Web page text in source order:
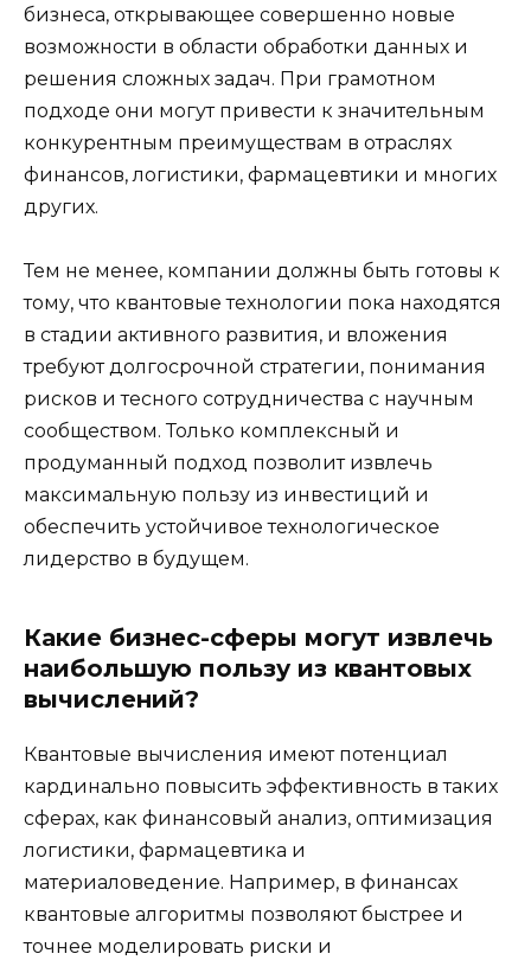
бизнеса, открывающее совершенно новые
возможности в области обработки данных и
решения сложных задач. При грамотном
подходе они могут привести к значительным
конкурентным преимуществам в отраслях
финансов, логистики, фармацевтики и многих
других.
Тем не менее, компании должны быть готовы к
тому, что квантовые технологии пока находятся
в стадии активного развития, и вложения
требуют долгосрочной стратегии, понимания
рисков и тесного сотрудничества с научным
сообществом. Только комплексный и
продуманный подход позволит извлечь
максимальную пользу из инвестиций и
обеспечить устойчивое технологическое
лидерство в будущем.
Какие бизнес-сферы могут извлечь
наибольшую пользу из квантовых
вычислений?
Квантовые вычисления имеют потенциал
кардинально повысить эффективность в таких
сферах, как финансовый анализ, оптимизация
логистики, фармацевтика и
материаловедение. Например, в финансах
квантовые алгоритмы позволяют быстрее и
точнее моделировать риски и